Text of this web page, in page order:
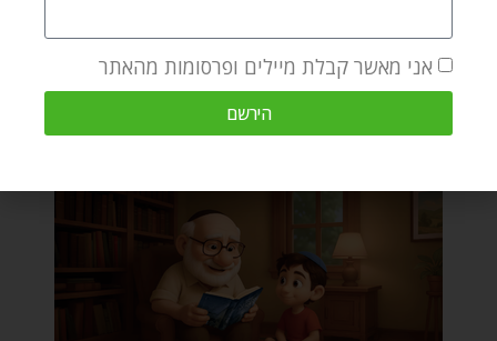
אני מאשר קבלת מיילים ופרסומות מהאתר
הירשם